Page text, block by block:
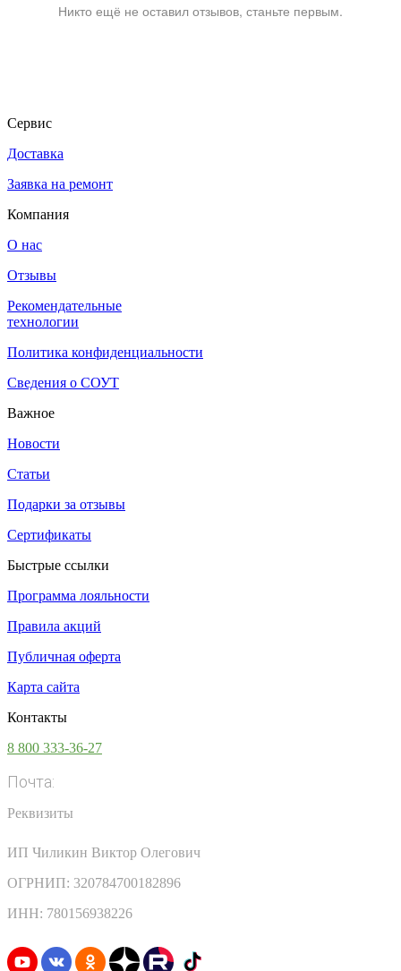
Никто ещё не оставил отзывов, станьте первым.
Сервис
Доставка
Заявка на ремонт
Компания
О нас
Отзывы
Рекомендательные
технологии
Политика конфиденциальности
Сведения о СОУТ
Важное
Новости
Статьи
Подарки за отзывы
Сертификаты
Быстрые ссылки
Программа лояльности
Правила акций
Публичная оферта
Карта сайта
Контакты
8 800 333-36-27
Почта:
Реквизиты
ИП Чиликин Виктор Олегович
ОГРНИП: 320784700182896
ИНН: 780156938226